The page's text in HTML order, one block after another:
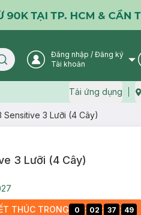
Search icon User Icon
Đăng nhập / Đăng ký
Tài khoản
Tải ứng dụng
Sensitive 3 Lưỡi (4 Cây)
3 Lưỡi (4 Cây)
THÚC TRONG 0 : 02 : 37 : 48